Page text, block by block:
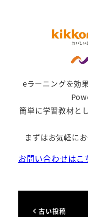
eラーニングを効
簡単に学習教材と
まずはお気軽に
お問い合わせはこ
古い投稿